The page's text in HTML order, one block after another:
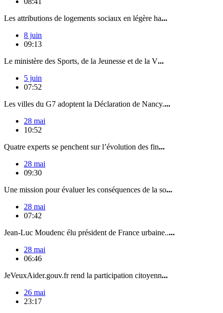
Les attributions de logements sociaux en légère ha...
8 juin
09:13
Le ministère des Sports, de la Jeunesse et de la V...
5 juin
07:52
Les villes du G7 adoptent la Déclaration de Nancy....
28 mai
10:52
Quatre experts se penchent sur l’évolution des fin...
28 mai
09:30
Une mission pour évaluer les conséquences de la so...
28 mai
07:42
Jean-Luc Moudenc élu président de France urbaine.....
28 mai
06:46
JeVeuxAider.gouv.fr rend la participation citoyenn...
26 mai
23:17